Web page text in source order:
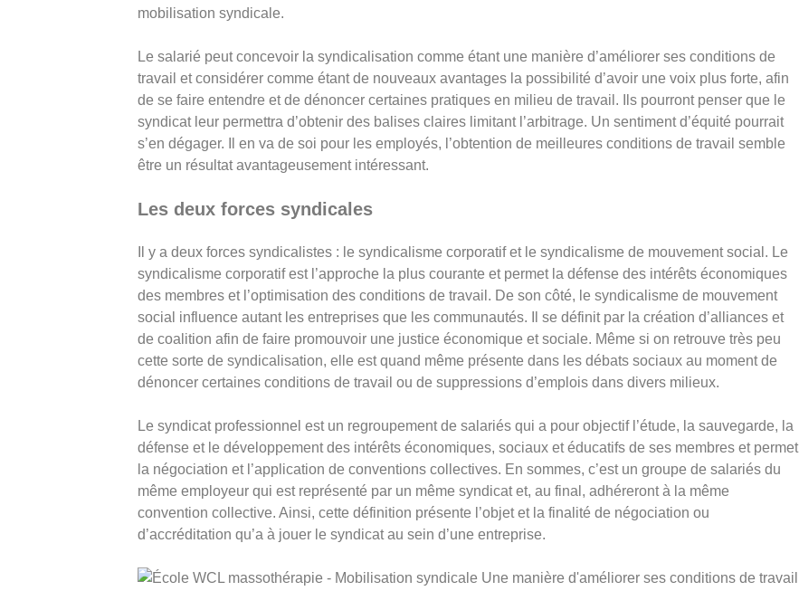
mobilisation syndicale.
Le salarié peut concevoir la syndicalisation comme étant une manière d’améliorer ses conditions de
travail et considérer comme étant de nouveaux avantages la possibilité d’avoir une voix plus forte, afin
de se faire entendre et de dénoncer certaines pratiques en milieu de travail. Ils pourront penser que le
syndicat leur permettra d’obtenir des balises claires limitant l’arbitrage. Un sentiment d’équité pourrait
s’en dégager. Il en va de soi pour les employés, l’obtention de meilleures conditions de travail semble
être un résultat avantageusement intéressant.
Les deux forces syndicales
Il y a deux forces syndicalistes : le syndicalisme corporatif et le syndicalisme de mouvement social. Le
syndicalisme corporatif est l’approche la plus courante et permet la défense des intérêts économiques
des membres et l’optimisation des conditions de travail. De son côté, le syndicalisme de mouvement
social influence autant les entreprises que les communautés. Il se définit par la création d’alliances et
de coalition afin de faire promouvoir une justice économique et sociale. Même si on retrouve très peu
cette sorte de syndicalisation, elle est quand même présente dans les débats sociaux au moment de
dénoncer certaines conditions de travail ou de suppressions d’emplois dans divers milieux.
Le syndicat professionnel est un regroupement de salariés qui a pour objectif l’étude, la sauvegarde, la
défense et le développement des intérêts économiques, sociaux et éducatifs de ses membres et permet
la négociation et l’application de conventions collectives. En sommes, c’est un groupe de salariés du
même employeur qui est représenté par un même syndicat et, au final, adhéreront à la même
convention collective. Ainsi, cette définition présente l’objet et la finalité de négociation ou
d’accréditation qu’a à jouer le syndicat au sein d’une entreprise.